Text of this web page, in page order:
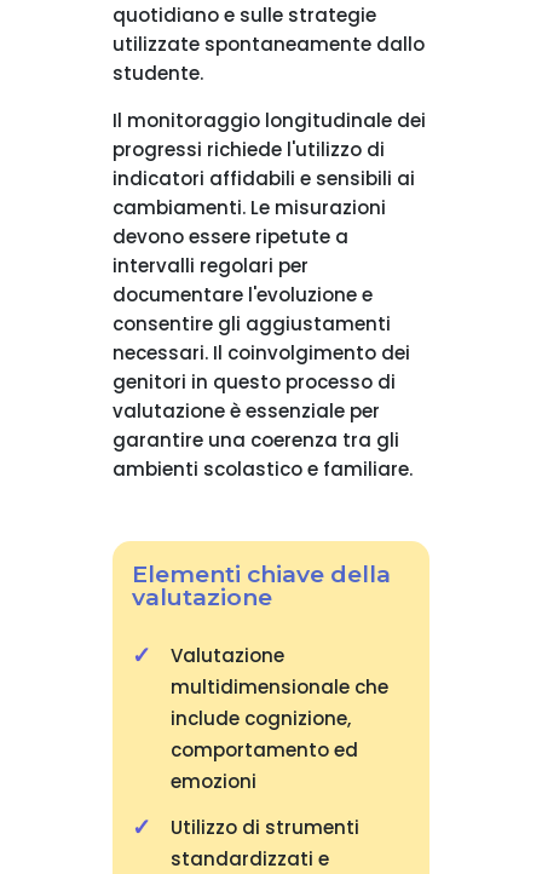
quotidiano e sulle strategie
utilizzate spontaneamente dallo
studente.
Il monitoraggio longitudinale dei
progressi richiede l'utilizzo di
indicatori affidabili e sensibili ai
cambiamenti. Le misurazioni
devono essere ripetute a
intervalli regolari per
documentare l'evoluzione e
consentire gli aggiustamenti
necessari. Il coinvolgimento dei
genitori in questo processo di
valutazione è essenziale per
garantire una coerenza tra gli
ambienti scolastico e familiare.
Elementi chiave della
valutazione
Valutazione
multidimensionale che
include cognizione,
comportamento ed
emozioni
Utilizzo di strumenti
standardizzati e